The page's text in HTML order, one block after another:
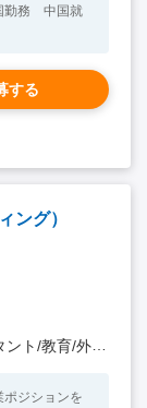
する
ング）
容/娯楽/士業 他）
ポジションを